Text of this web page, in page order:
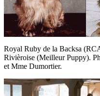
Royal Ruby de la Backsa
Rivièroise (Meilleur Puppy).
et Mme Dumortier.